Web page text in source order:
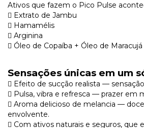
Ativos que fazem o Pico Pulse
 Extrato de Jambu
 Hamamélis
 Arginina
 Óleo de Copaíba + Óleo de Maracujá
Sensações únicas em um
 Efeito de sucção realista —
 Pulsa, vibra e refresca — prazer em
 Aroma delicioso de melancia —
envolvente.
 Com ativos naturais e seguros, que